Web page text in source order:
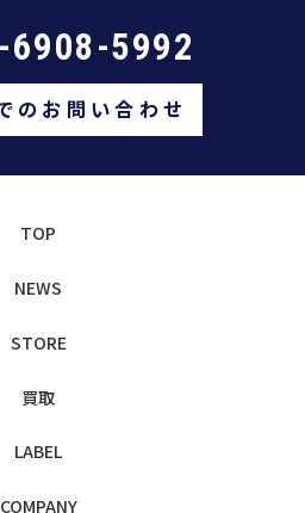
6908-5992
のお問い合わせ
TOP
NEWS
STORE
買取
LABEL
COMPANY